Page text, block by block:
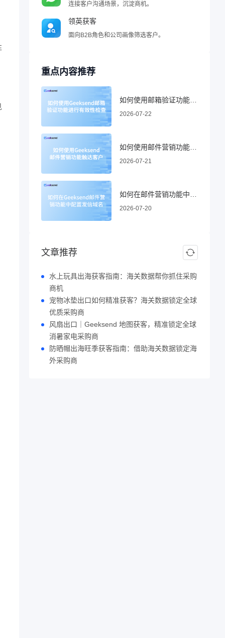
连接客户沟通场景，沉淀商机。
领英获客
面向B2B角色和公司画像筛选客户。
重点内容推荐
2026-07-22
2026-07-21
2026-07-20
文章推荐
水上玩具出海获客指南：海关数据帮你抓住采购
商机
宠物冰垫出口如何精准获客？海关数据锁定全球
优质采购商
风扇出口｜Geeksend 地图获客，精准锁定全球
消暑家电采购商
防晒帽出海旺季获客指南：借助海关数据锁定海
外采购商